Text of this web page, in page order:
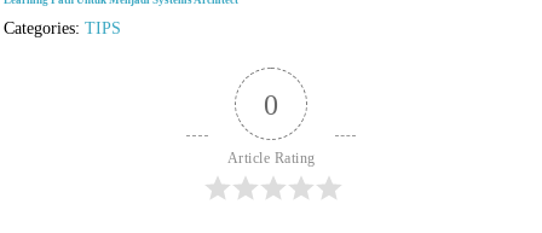
Categories:TIPS
0
Article Rating